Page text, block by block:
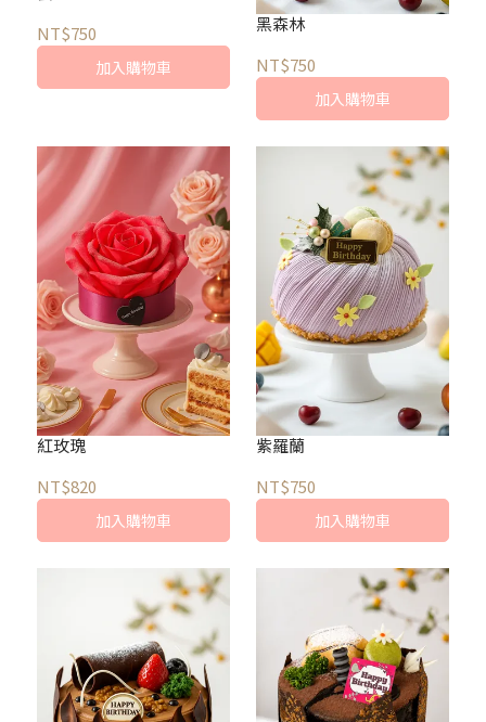
NT$750
加入購物車
黑森林
NT$750
加入購物車
紅玫瑰
NT$820
加入購物車
紫羅蘭
NT$750
加入購物車